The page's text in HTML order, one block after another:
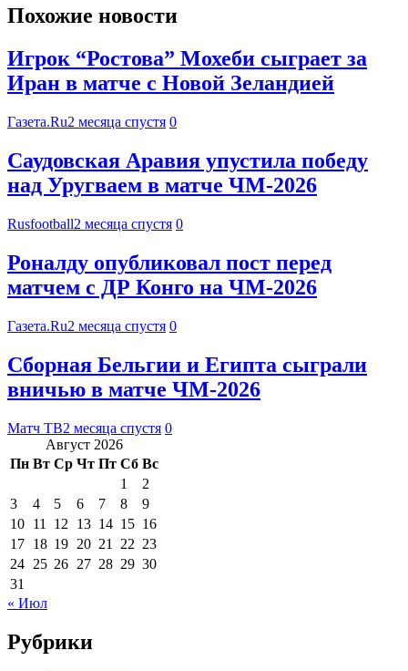
Похожие новости
Игрок “Ростова” Мохеби сыграет за
Иран в матче с Новой Зеландией
Газета.Ru2 месяца спустя 0
Саудовская Аравия упустила победу
над Уругваем в матче ЧМ-2026
Rusfootball2 месяца спустя 0
Роналду опубликовал пост перед
матчем с ДР Конго на ЧМ-2026
Газета.Ru2 месяца спустя 0
Сборная Бельгии и Египта сыграли
вничью в матче ЧМ‑2026
Матч ТВ2 месяца спустя 0
Август 2026
Пн Вт Ср Чт Пт Сб Вс
1
2
3
4 5 6 7 8
9
10 11 12 13 14 15 16
17 18 19 20 21 22 23
24 25 26 27 28 29 30
31
« Июл
Рубрики